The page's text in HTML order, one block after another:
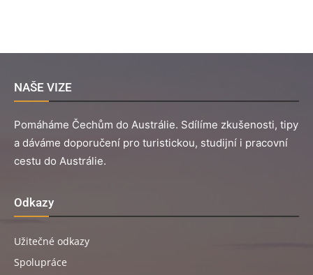
NAŠE VIZE
Pomáháme Čechům do Austrálie. Sdílíme zkušenosti, tipy
a dáváme doporučení pro turistickou, studijní i pracovní
cestu do Austrálie.
Odkazy
Užitečné odkazy
Spolupráce